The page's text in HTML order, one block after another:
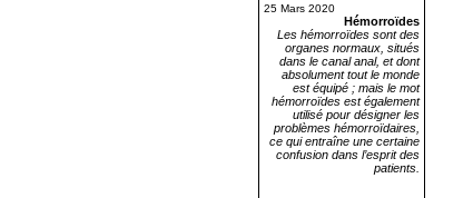
25 Mars 2020
Hémorroïdes
Les hémorroïdes sont des
organes normaux, situés
dans le canal anal, et dont
absolument tout le monde
est équipé ; mais le mot
hémorroïdes est également
utilisé pour désigner les
problèmes hémorroïdaires,
ce qui entraîne une certaine
confusion dans l’esprit des
patients.